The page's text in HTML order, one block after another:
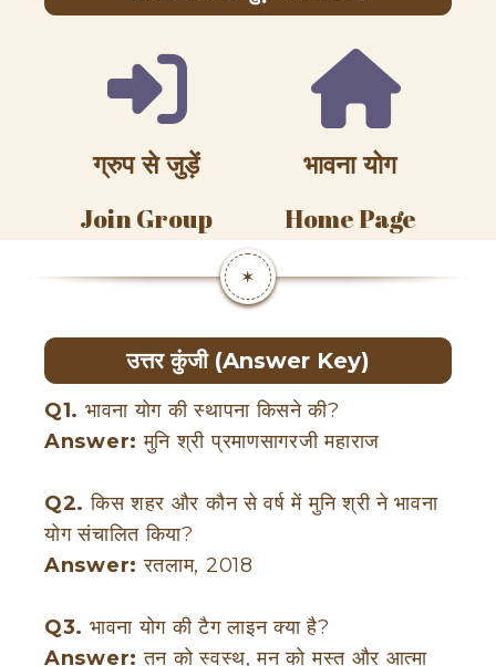
ग्रुप से जुड़ें
Join Group
भावना योग
Home Page
✶
उत्तर कुंजी (Answer Key)
Q1. भावना योग की स्थापना किसने की?
Answer:मुनि श्री प्रमाणसागरजी महाराज
Q2.किस शहर और कौन से वर्ष में मुनि श्री ने भावना
योग संचालित किया?
Answer:रतलाम, 2018
Q3. भावना योग की टैग लाइन क्या है?
Answer:तन को स्वस्थ, मन को मस्त और आत्मा